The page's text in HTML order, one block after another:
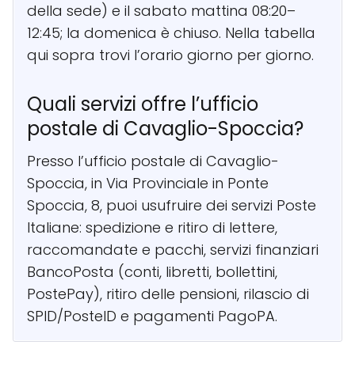
della sede) e il sabato mattina 08:20–
12:45; la domenica è chiuso. Nella tabella
qui sopra trovi l’orario giorno per giorno.
Quali servizi offre l’ufficio
postale di Cavaglio-Spoccia?
Presso l’ufficio postale di Cavaglio-
Spoccia, in Via Provinciale in Ponte
Spoccia, 8, puoi usufruire dei servizi Poste
Italiane: spedizione e ritiro di lettere,
raccomandate e pacchi, servizi finanziari
BancoPosta (conti, libretti, bollettini,
PostePay), ritiro delle pensioni, rilascio di
SPID/PosteID e pagamenti PagoPA.